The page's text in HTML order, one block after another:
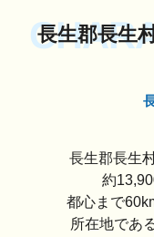
長生郡長生
長生郡長生
約
都心まで
所在地であ